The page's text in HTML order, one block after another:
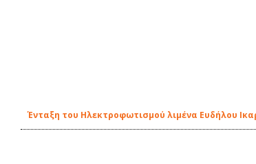
Ένταξη του Ηλεκτροφωτισμού λιμένα Ευδήλου